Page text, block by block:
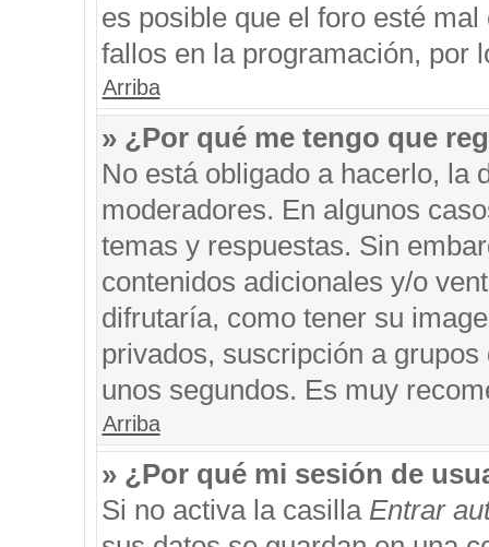
es posible que el foro esté
fallos en la programación, por
Arriba
» ¿Por qué me tengo que
No está obligado a hacerlo, la
moderadores. En algunos
temas y respuestas. Sin
contenidos adicionales y/o
difrutaría, como tener su
privados, suscripción a
unos segundos. Es muy
Arriba
» ¿Por qué mi sesión de
Si no activa la casilla Entrar